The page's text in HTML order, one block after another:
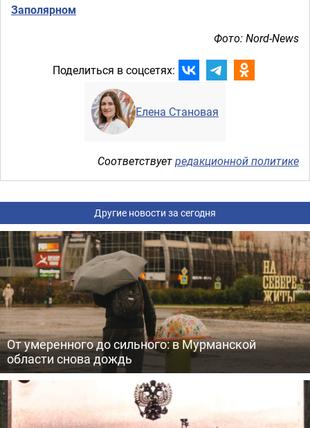
Заполярном
Фото: Nord-News
Поделиться в соцсетях:
Елена Становая
Соответствуетредакционной политике
Другие новости за сегодня
От умеренного до сильного: в Мурманской
области снова дождь